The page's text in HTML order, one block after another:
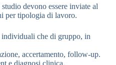
devono essere inviate al
per tipologia di lavoro.
individuali che di gruppo, in
accertamento, follow-up.
e diagnosi clinica.